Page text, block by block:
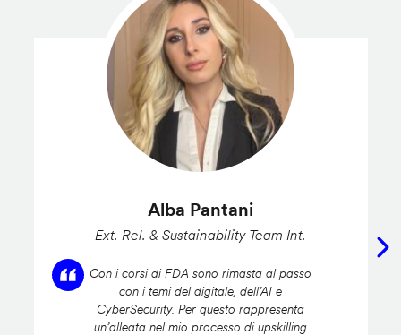
Alba Pantani
Ext. Rel. & Sustainability Team Int.
Con i corsi di FDA sono rimasta al passo
con i temi del digitale, dell’AI e
CyberSecurity. Per questo rappresenta
un’alleata nel mio processo di upskilling